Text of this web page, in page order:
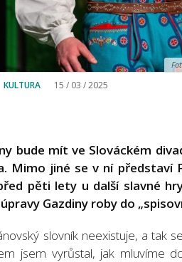
KULTURA 15 / 03 / 2025
bude mít ve Slováckém
Mimo jiné se v ní představí
pěti lety u další slavné
Gazdiny roby do
slovník neexistuje, a tak
jsem vyrůstal, jak mluvíme